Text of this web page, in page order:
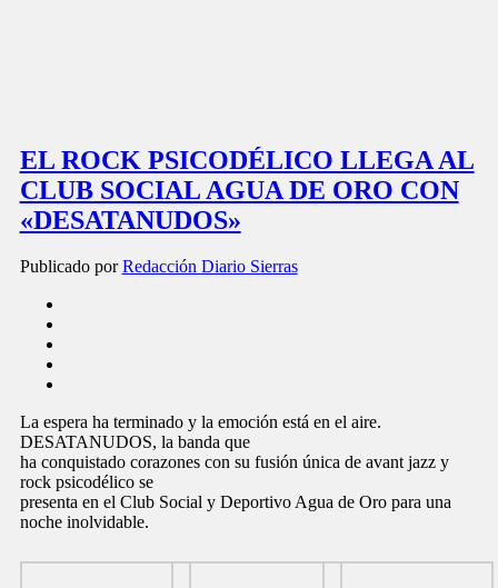
EL ROCK PSICODÉLICO LLEGA AL
CLUB SOCIAL AGUA DE ORO CON
«DESATANUDOS»
Publicado porRedacción Diario Sierras
La espera ha terminado y la emoción está en el aire.
DESATANUDOS, la banda que
ha conquistado corazones con su fusión única de avant jazz y
rock psicodélico se
presenta en el Club Social y Deportivo Agua de Oro para una
noche inolvidable.